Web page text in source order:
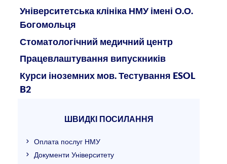
Університетська клініка НМУ імені О.О.
Богомольця
Стоматологічний медичний центр
Працевлаштування випускників
Курси іноземних мов. Тестування ESOL
B2
ШВИДКІ ПОСИЛАННЯ
Оплата послуг НМУ
Документи Університету